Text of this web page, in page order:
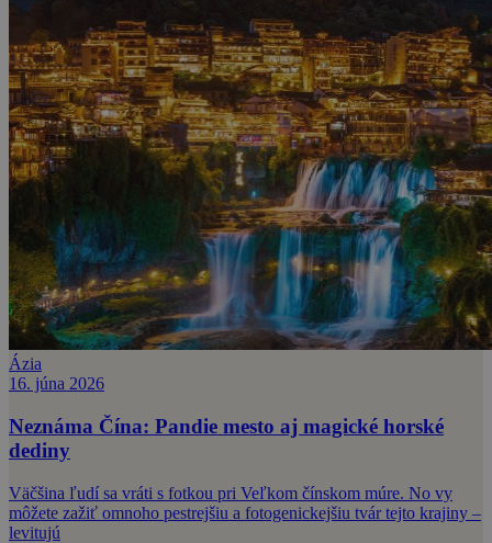
Ázia
16. júna 2026
Neznáma Čína: Pandie mesto aj magické horské
dediny
Väčšina ľudí sa vráti s fotkou pri Veľkom čínskom múre. No vy
môžete zažiť omnoho pestrejšiu a fotogenickejšiu tvár tejto krajiny –
levitujú